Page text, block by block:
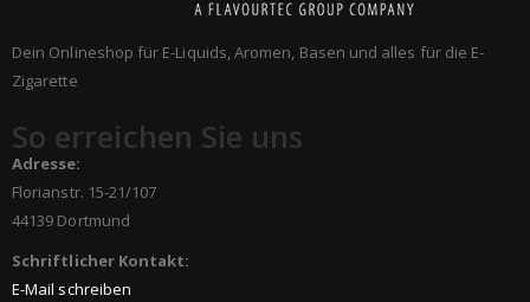
Dein Onlineshop für E-Liquids, Aromen, Basen und alles für die E-
Zigarette
So erreichen Sie uns
Adresse:
Florianstr. 15-21/107
44139 Dortmund
Schriftlicher Kontakt:
E-Mail schreiben